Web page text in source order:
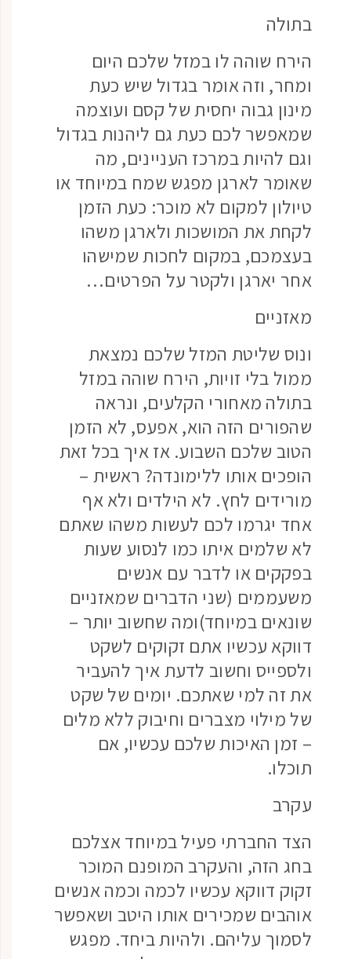
בתולה
הירח שוהה לו במזל שלכם היום
ומחר, וזה אומר בגדול שיש כעת
מינון גבוה יחסית של קסם ועוצמה
שמאפשר לכם כעת גם ליהנות בגדול
וגם להיות במרכז העניינים, מה
שאומר לארגן מפגש שמח במיוחד או
טיולון למקום לא מוכר: כעת הזמן
לקחת את המושכות ולארגן משהו
בעצמכם, במקום לחכות שמישהו
אחר יארגן ולקטר על הפרטים…
מאזניים
ונוס שליטת המזל שלכם נמצאת
ממול בלי זויות, הירח שוהה במזל
בתולה מאחורי הקלעים, ונראה
שהפורים הזה הוא, אפעס, לא הזמן
הטוב שלכם השבוע. אז איך בכל זאת
הופכים אותו ללימונדה? ראשית –
מורידים לחץ. לא הילדים ולא אף
אחד יגרמו לכם לעשות משהו שאתם
לא שלמים איתו כמו לנסוע שעות
בפקקים או לדבר עם אנשים
משעממים (שני הדברים שמאזניים
שונאים במיוחד)ומה שחשוב יותר –
דווקא עכשיו אתם זקוקים לשקט
ולספייס וחשוב לדעת איך להעביר
את זה למי שאתכם. יומים של שקט
של מילוי מצברים וחיבוק ללא מלים
– זמן האיכות שלכם עכשיו, אם
תוכלו.
עקרב
הצד החברתי פעיל במיוחד אצלכם
בחג הזה, והעקרב המופנם המוכר
זקוק דווקא עכשיו לכמה וכמה אנשים
אוהבים שמכירים אותו היטב ושאפשר
לסמוך עליהם. ולהיות ביחד. מפגש